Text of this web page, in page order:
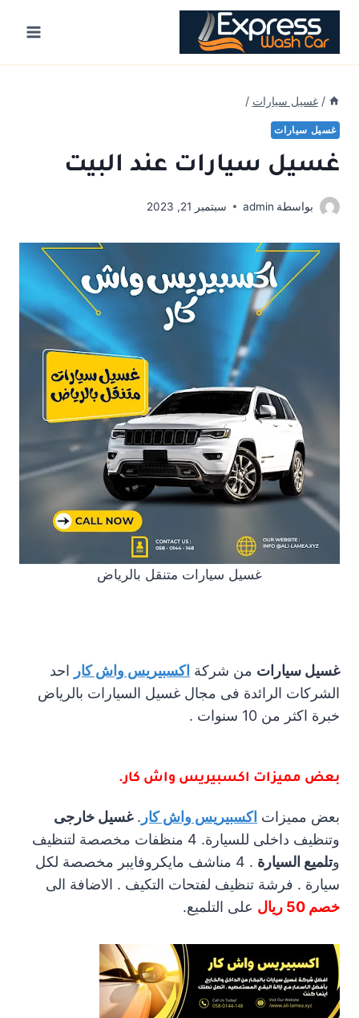
Skip
content
/ غسيل سيارات /
غسيل سيارات
غسيل سيارات عند البيت
بواسطة admin سبتمبر 21, 2023
غسيل سيارات متنقل بالرياض
غسيل سيارات من شركة اكسبيريس واش كار احد
الشركات الرائدة فى مجال غسيل السيارات بالرياض
خبرة اكثر من 10 سنوات .
بعض مميزات اكسبيريس واش كار.
بعض مميزات اكسبيريس واش كار .غسيل خارجى
وتنظيف داخلى للسيارة. 4 منظفات مخصصة لتنظيف
وتلميع السيارة
. 4 مناشف مايكروفايبر مخصصة لكل
سيارة . فرشة تنظيف لفتحات التكيف . الاضافة الى
خصم 50 ريال
على التلميع.